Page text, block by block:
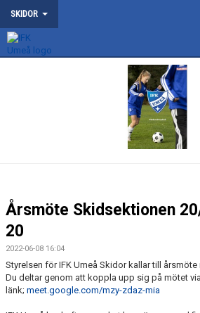
SKIDOR
VILDMANNALOPPET
DOKUMENT
Årsmöte Skidsektionen
20
2022-06-08 16:04
Styrelsen för IFK Umeå Skidor kallar till
Du deltar genom att koppla upp sig på mötet
länk; meet.google.com/mzy-zdaz-mia